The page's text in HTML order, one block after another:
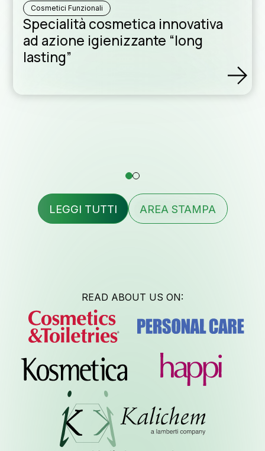
Cosmetici Funzionali
Specialità cosmetica innovativa
ad azione igienizzante “long
lasting”
LEGGI TUTTI AREA STAMPA
READ ABOUT US ON: